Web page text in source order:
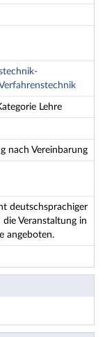
Lehre
nach Vereinbarung
deutschsprachiger
Veranstaltung in
angeboten.